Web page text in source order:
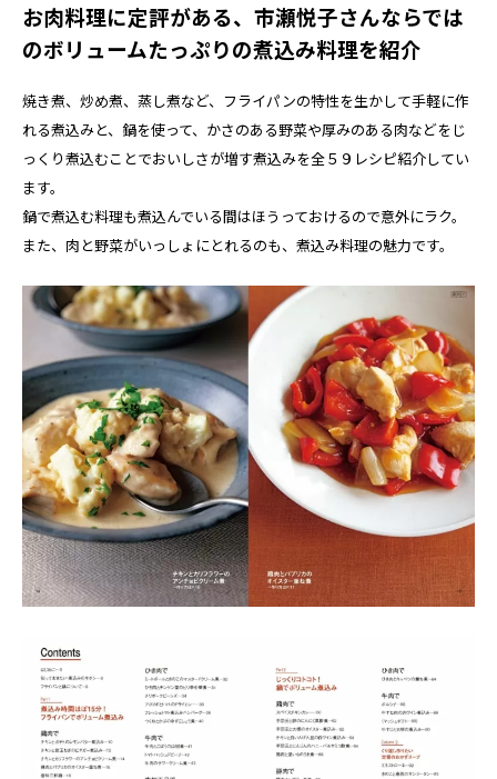
お肉料理に定評がある、市瀬悦子さんならでは
のボリュームたっぷりの煮込み料理を紹介
焼き煮、炒め煮、蒸し煮など、フライパンの特性を生かして手軽に作
れる煮込みと、鍋を使って、かさのある野菜や厚みのある肉などをじ
っくり煮込むことでおいしさが増す煮込みを全５９レシピ紹介してい
ます。
鍋で煮込む料理も煮込んでいる間はほうっておけるので意外にラク。
また、肉と野菜がいっしょにとれるのも、煮込み料理の魅力です。